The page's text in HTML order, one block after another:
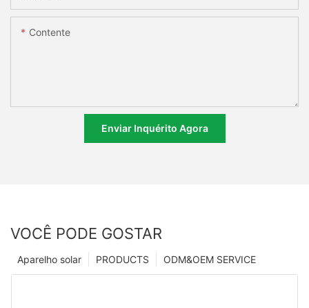
Contente
Enviar Inquérito Agora
VOCÊ PODE GOSTAR
ODM&OEM SERVICE
PRODUCTS
Aparelho solar